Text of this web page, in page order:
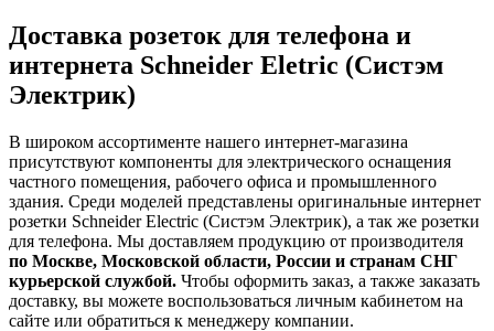
Доставка розеток для телефона и
интернета Schneider Eletric (Систэм
Электрик)
В широком ассортименте нашего интернет-магазина
присутствуют компоненты для электрического оснащения
частного помещения, рабочего офиса и промышленного
здания. Среди моделей представлены оригинальные интернет
розетки Schneider Electric (Систэм Электрик), а так же розетки
для телефона. Мы доставляем продукцию от производителя
по Москве, Московской области, России и странам СНГ
курьерской службой. Чтобы оформить заказ, а также заказать
доставку, вы можете воспользоваться личным кабинетом на
сайте или обратиться к менеджеру компании.